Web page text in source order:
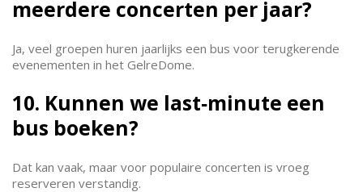
meerdere concerten per jaar?
Ja, veel groepen huren jaarlijks een bus voor terugkerende
evenementen in het GelreDome.
10. Kunnen we last‑minute een
bus boeken?
Dat kan vaak, maar voor populaire concerten is vroeg
reserveren verstandig.